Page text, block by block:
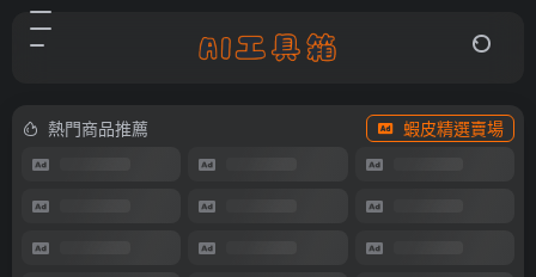
熱門商品推薦 蝦皮精選賣場